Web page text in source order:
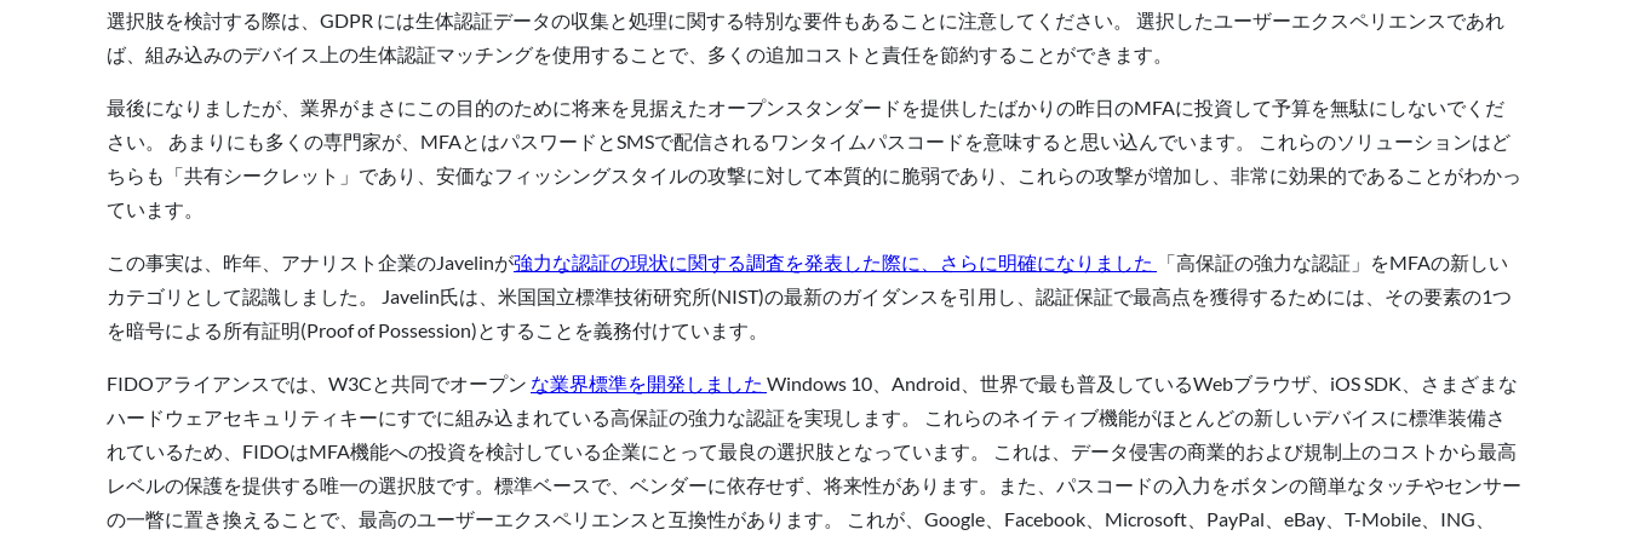
選択肢を検討する際は、GDPR には生体認証データの収集と処理に関する特別な要件もあることに注意してください。 選択したユーザーエクスペリエンスであれ
ば、組み込みのデバイス上の生体認証マッチングを使用することで、多くの追加コストと責任を節約することができます。
最後になりましたが、業界がまさにこの目的のために将来を見据えたオープンスタンダードを提供したばかりの昨日のMFAに投資して予算を無駄にしないでくだ
さい。 あまりにも多くの専門家が、MFAとはパスワードとSMSで配信されるワンタイムパスコードを意味すると思い込んでいます。 これらのソリューションはど
ちらも「共有シークレット」であり、安価なフィッシングスタイルの攻撃に対して本質的に脆弱であり、これらの攻撃が増加し、非常に効果的であることがわかっ
ています。
この事実は、昨年、アナリスト企業のJavelinが強力な認証の現状に関する調査を発表した際に、さらに明確になりました
「高保証の強力な認証」をMFAの新しい
カテゴリとして認識しました。 Javelin氏は、米国国立標準技術研究所(NIST)の最新のガイダンスを引用し、認証保証で最高点を獲得するためには、その要素の1つ
を暗号による所有証明(Proof of Possession)とすることを義務付けています。
FIDOアライアンスでは、W3Cと共同でオープン な業界標準を開発しました Windows 10、Android、世界で最も普及しているWebブラウザ、iOS SDK、さまざまな
ハードウェアセキュリティキーにすでに組み込まれている高保証の強力な認証を実現します。 これらのネイティブ機能がほとんどの新しいデバイスに標準装備さ
れているため、FIDOはMFA機能への投資を検討している企業にとって最良の選択肢となっています。 これは、データ侵害の商業的および規制上のコストから最高
レベルの保護を提供する唯一の選択肢です。標準ベースで、ベンダーに依存せず、将来性があります。また、パスコードの入力をボタンの簡単なタッチやセンサー
の一瞥に置き換えることで、最高のユーザーエクスペリエンスと互換性があります。 これが、Google、Facebook、Microsoft、PayPal、eBay、T-Mobile、ING、